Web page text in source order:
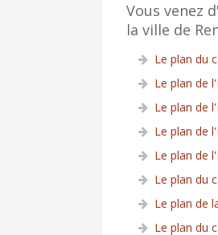
Vous venez
la ville de
Le plan du
Le plan de
Le plan de
Le plan de
Le plan de
Le plan du
Le plan de
Le plan du